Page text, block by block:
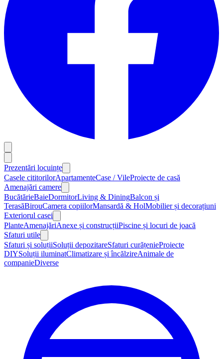
Prezentări locuințe
Casele cititorilorApartamenteCase / VileProiecte de casă
Amenajări camere
BucătărieBaieDormitorLiving & DiningBalcon și
TerasăBirouCamera copiilorMansardă & HolMobilier și decorațiuni
Exteriorul casei
PlanteAmenajăriAnexe și construcțiiPiscine și locuri de joacă
Sfaturi utile
Sfaturi și soluțiiSoluții depozitareSfaturi curățenieProiecte
DIYSoluții iluminatClimatizare și încălzireAnimale de
companieDiverse